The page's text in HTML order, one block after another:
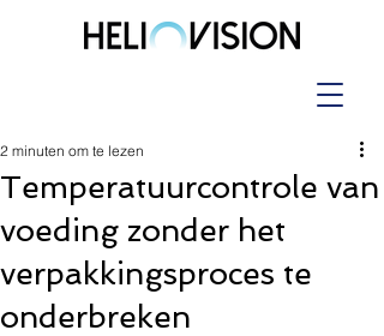
Temperatuurcontrole van
voeding zonder het
verpakkingsproces te
onderbreken
2 minuten om te lezen